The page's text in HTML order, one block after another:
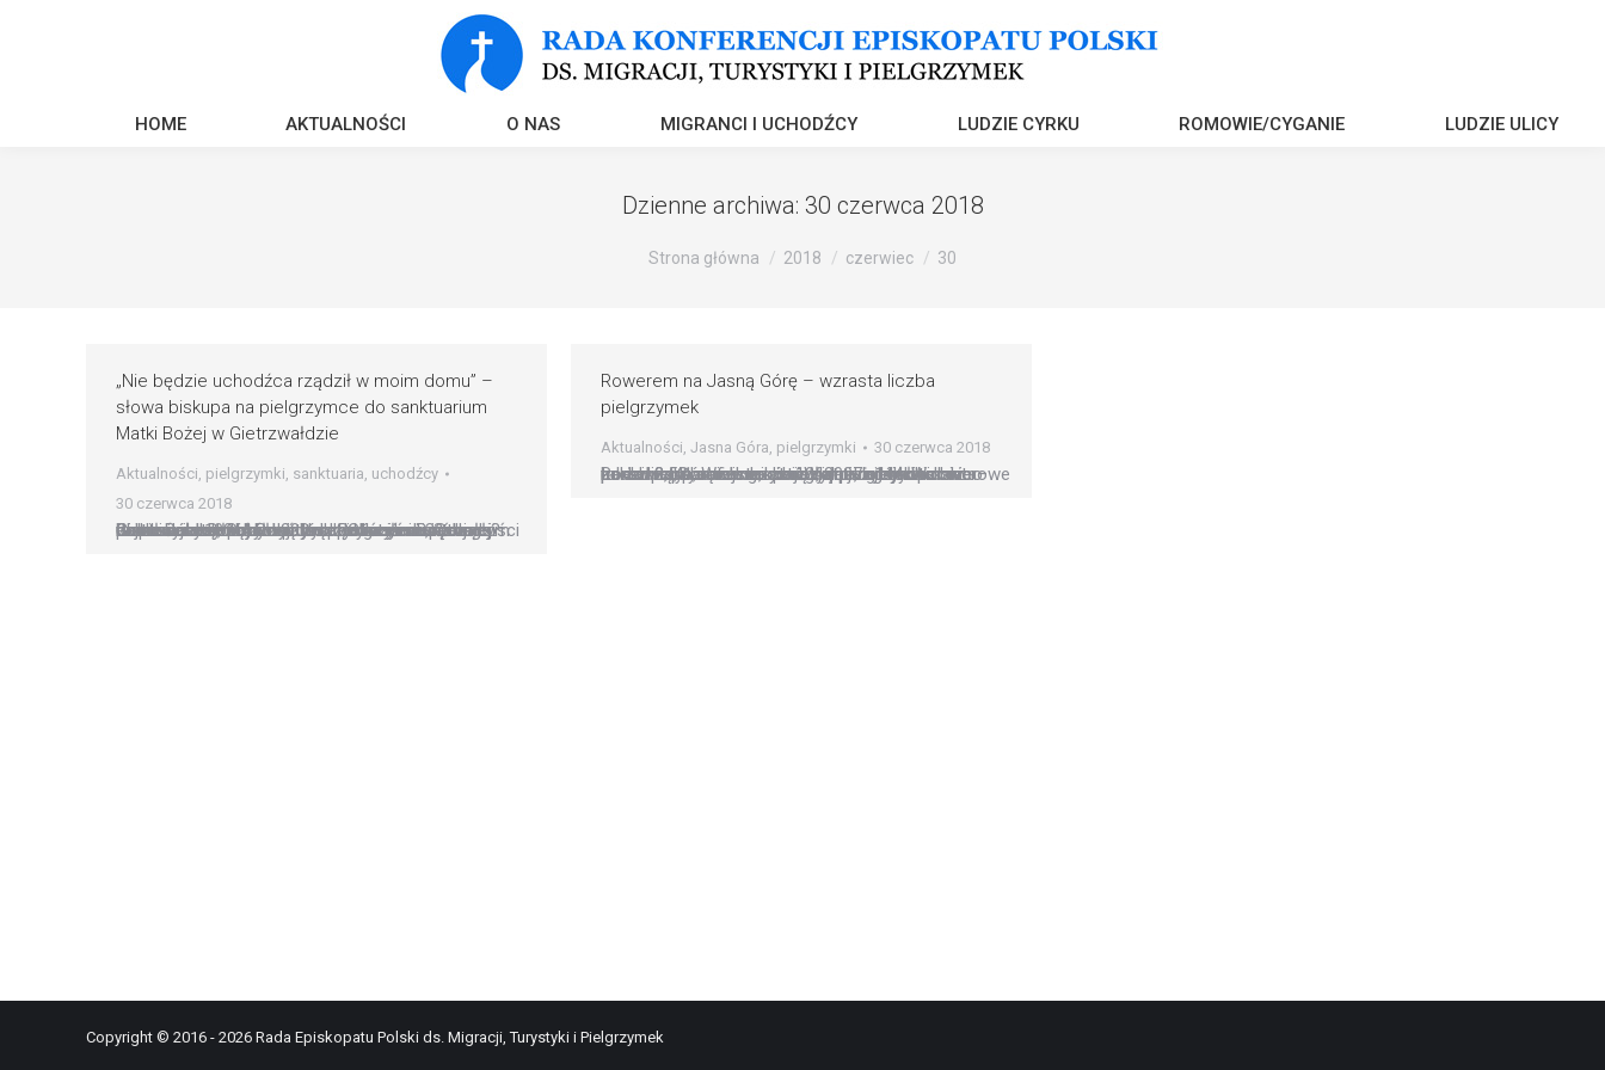
HOME AKTUALNOŚCI O NAS MIGRANCI I UCHODŹCY LUDZIE CYRKU ROMOWIE/CYGANIE LUDZIE ULICY
Dzienne archiwa: 30 czerwca 2018
Strona główna 2018 czerwiec 30
„Nie będzie uchodźca rządził w moim domu” –
słowa biskupa na pielgrzymce do sanktuarium
Matki Bożej w Gietrzwałdzie
Aktualności, pielgrzymki, sanktuaria, uchodźcy
30 czerwca 2018
Gietrzwałd: Dzień Pokuty dla wolności Dziś w Gietrzwałdzie ponad 20 tys. pielgrzymów z całej Polski uczestniczyło w Dniu Pokuty, nawiązującym do maryjnych objawień i będącym elementem obchodów 100. rocznicy odzyskania niepodległości przez Polskę. Odbył się on pod hasłem ?Od wolności wewnętrznej do wolności zewnętrznej?. Jak tłumaczył KAI abp Józef Górzyński, ?chodzi najpierw o to, abyśmy…
Rowerem na Jasną Górę – wzrasta liczba
pielgrzymek
Aktualności, Jasna Góra, pielgrzymki 30 czerwca 2018
Rodzinne, parafialne, diecezjalne, ogólnopolskie – coraz popularniejsze stają się pielgrzymki rowerowe na Jasną Górę. Jeszcze 10 lat temu było ich zaledwie 41, a w roku ubiegłym już 144. Wzrasta także liczba uczestników. W 2007 r. było to nieco ponad 2,5 tys. rowerzystów, a przed rokiem aż ponad 8 tys. Wiele grup nie rejestruje jednak w…
Copyright © 2016 - 2026 Rada Episkopatu Polski ds. Migracji, Turystyki i Pielgrzymek